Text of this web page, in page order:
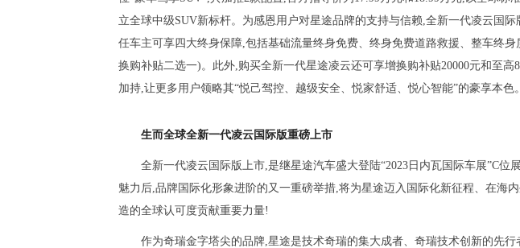
立全球中级SUV新标杆。为感恩用户对星途品牌的支持与信赖,全新一代凌云国
任车主可享四大终身保障,包括基础流量终身免费、终身免费道路救援、整车终
换购补贴二选一)。此外,购买全新一代星途凌云还可享增换购补贴20000元和至高
加持,让更多用户领略其“悦己驾控、越级安全、悦家舒适、悦心智能”的豪享本色。
生而全球全新一代凌云国际版重磅上市
全新一代凌云国际版上市,是继星途汽车盛大登陆“2023日内瓦国际车展”C位
魅力后,品牌国际化形象进阶的又一重磅举措,将为星途迈入国际化新征程、在海
造的全球认可度贡献重要力量!
作为奇瑞金字塔尖的品牌,星途是技术奇瑞的集大成者、奇瑞技术创新的先